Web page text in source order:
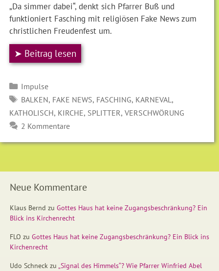
„Da simmer dabei“, denkt sich Pfarrer Buß und
funktioniert Fasching mit religiösen Fake News zum
christlichen Freudenfest um.
➤ Beitrag lesen
Kategorien
Impulse
SCHLAGWÖRTER
BALKEN, FAKE NEWS, FASCHING, KARNEVAL ,
KATHOLISCH, KIRCHE, SPLITTER,VERSCHWÖRUNG
2 Kommentare
Neue Kommentare
Klaus Bernd zu Gottes Haus hat keine Zugangsbeschränkung? Ein
Blick ins Kirchenrecht
FLO zu Gottes Haus hat keine Zugangsbeschränkung? Ein Blick ins
Kirchenrecht
Udo Schneck zu „Signal des Himmels“? Wie Pfarrer Winfried Abel